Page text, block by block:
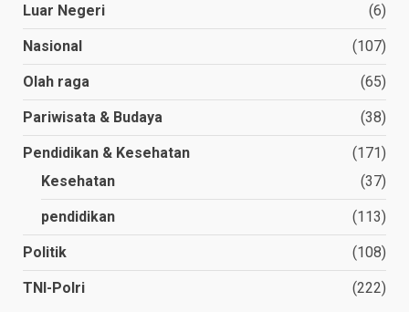
Luar Negeri (6)
Nasional (107)
Olah raga (65)
Pariwisata & Budaya (38)
Pendidikan & Kesehatan
(171)
Kesehatan
(37)
pendidikan (113)
Politik (108)
TNI-Polri (222)